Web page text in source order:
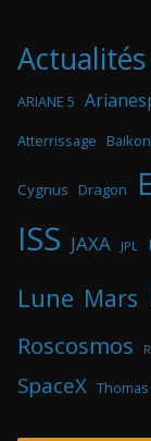
ARIANE 5
Atterrissage
Cygnus Dragon
ISS JAXA JPL
Lune Mars
Roscosmos
SpaceX